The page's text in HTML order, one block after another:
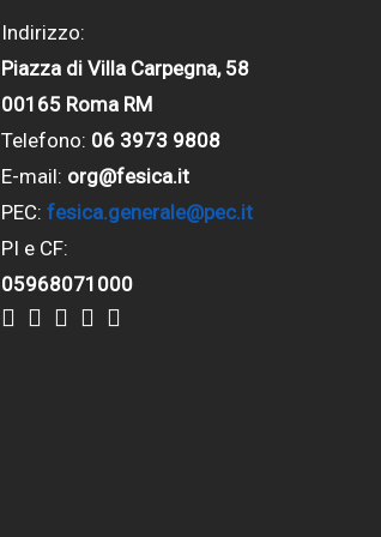
Indirizzo:
Piazza di Villa Carpegna, 58
00165 Roma RM
Telefono: 06 3973 9808
E-mail: org@fesica.it
PEC: fesica.generale@pec.it
PI e CF:
05968071000